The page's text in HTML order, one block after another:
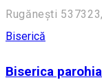
Rugănești
Biserică
Biserica